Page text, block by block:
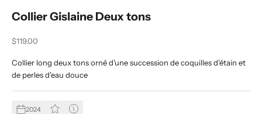
Collier Gislaine Deux tons
Prix de vente
$119.00
Collier long deux tons orné d'une succession de coquilles d'étain et
de perles d'eau douce
2024